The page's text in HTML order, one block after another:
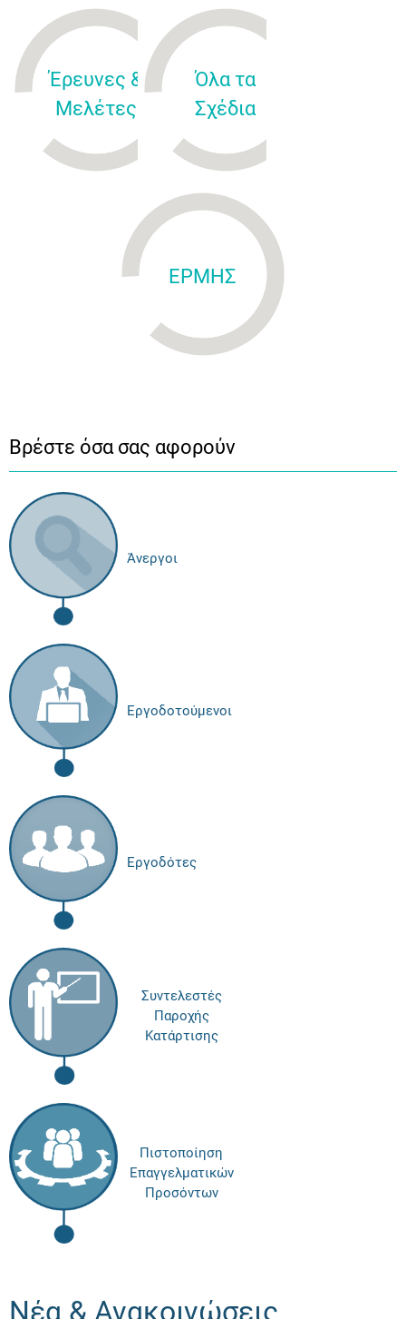
Έρευνες &
Μελέτες
Όλα τα
Σχέδια
ΕΡΜΗΣ
Βρέστε όσα σας αφορούν
Άνεργοι
Εργοδοτούμενοι
Εργοδότες
Συντελεστές
Παροχής
Κατάρτισης
Πιστοποίηση
Επαγγελματικών
Προσόντων
Νέα & Ανακοινώσεις